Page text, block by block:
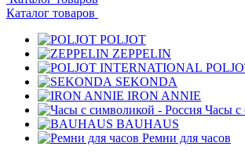
Каталог товаров
POLJOT
ZEPPELIN
SEKONDA
IRON ANNIE
Часы с
BAUHAUS
Ремни для часов